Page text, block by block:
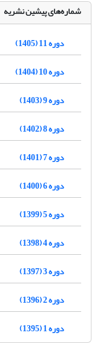
شماره‌های پیشین نشریه
دوره 11 (1405)
دوره 10 (1404)
دوره 9 (1403)
دوره 8 (1402)
دوره 7 (1401)
دوره 6 (1400)
دوره 5 (1399)
دوره 4 (1398)
دوره 3 (1397)
دوره 2 (1396)
دوره 1 (1395)